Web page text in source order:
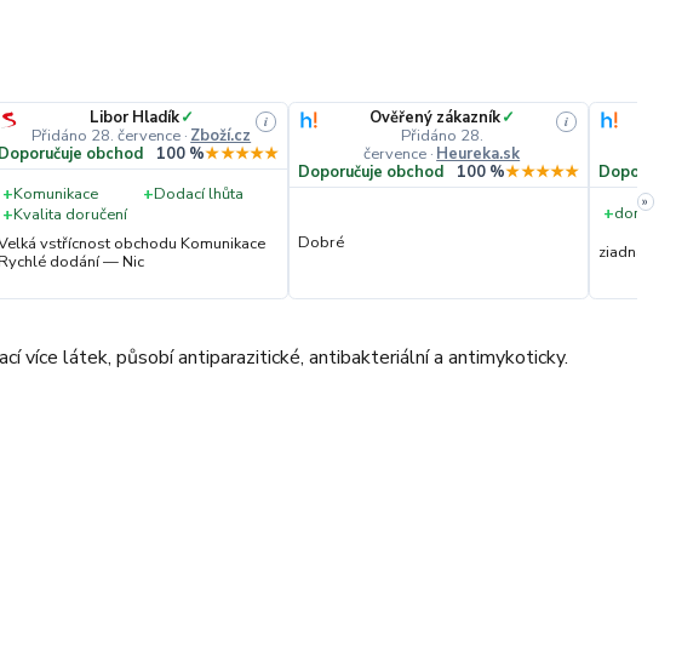
Libor Hladík✓
Přidáno 28. července · Zboží.cz
i
Doporučuje obchod 100 %★★★★★
+Komunikace +Dodací lhůta
+Kvalita doručení
vstřícnost obchodu Komunikace
dodání — Nic
Ověřený zákazník✓
Přidáno 28.
července · Heureka.sk
i
Doporučuje obchod 100 %★★★★★
Dobré
+
ziadna
»
více látek, působí antiparazitické, antibakteriální a antimykoticky.